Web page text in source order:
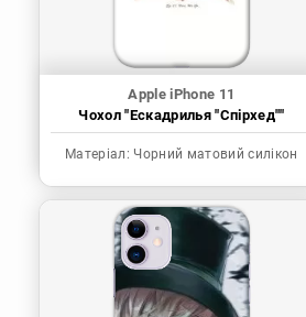
Apple iPhone 11
Чохол "Ескадрилья "Спірхед""
Матеріал: Чорний матовий силікон